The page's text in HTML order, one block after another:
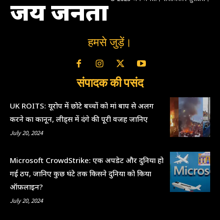
जय जनता
हमसे जुड़ें।
संपादक की पसंद
UK ROITS: यूरोप में छोटे बच्चों को मां बाप से अलग
करने का कानून, लीड्स में दंगे की पूरी वजह जानिए
July 20, 2024
Microsoft CrowdStrike: एक अपडेट और दुनिया हो
गई ठप, जानिए कुछ घंटे तक किसने दुनिया को किया
ऑफ़लाइन?
July 20, 2024